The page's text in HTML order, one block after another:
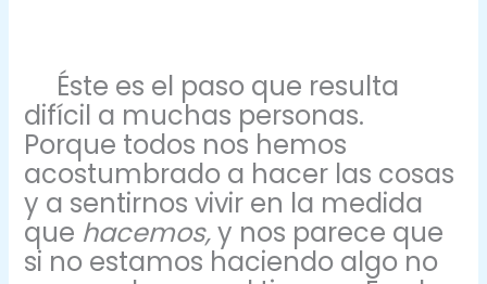
Éste es el paso que resulta
difícil a muchas personas.
Porque todos nos hemos
acostumbrado a hacer las cosas
y a sentirnos vivir en la medida
que hacemos,y nos parece que
si no estamos haciendo algo no